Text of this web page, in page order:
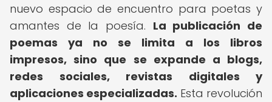
nuevo espacio de encuentro para poetas y
amantes de la poesía. La publicación de
poemas ya no se limita a los libros
impresos, sino que se expande a blogs,
redes sociales, revistas digitales y
aplicaciones especializadas. Esta revolución